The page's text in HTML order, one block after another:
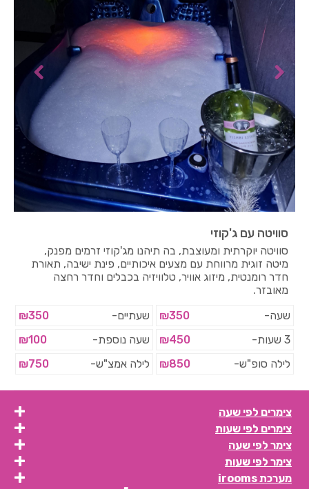
סוויטה עם ג'קוזי
סוויטה יוקרתית ומעוצבת, בה תיהנו מג'קוזי זרמים מפנק,
מיטה זוגית מרווחת עם מצעים איכותיים, פינת ישיבה, תאורת
חדר רומנטית, מיזוג אוויר, טלוויזיה בכבלים וחדר רחצה
מאובזר.
שעה-
₪350 שעתיים-
₪350
3 שעות-
₪450 שעה נוספת-
₪100
לילה סופ"ש-
₪850 לילה אמצ"ש- ₪750
צימרים לפי שעה
צימרים לפי שעות
צימר לפי שעה
צימר לפי שעות
מערכת irooms